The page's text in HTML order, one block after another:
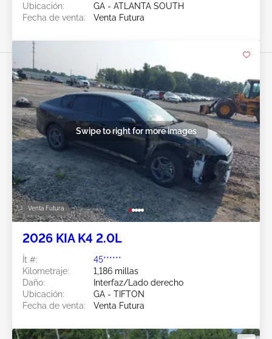
Ubicación:
GA - ATLANTA SOUTH
Fecha de venta:
Venta Futura
Venta Futura
Swipe to right for more images
2026 KIA K4 2.0L
Ít #:
45******
Kilometraje:
1,186 millas
Daño:
Interfaz/Lado derecho
Ubicación:
GA - TIFTON
Fecha de venta:
Venta Futura